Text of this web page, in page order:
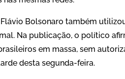
Flávio Bolsonaro também
Na publicação, o político
em massa, sem
desta segunda-feira.